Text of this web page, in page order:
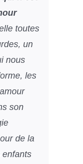
toutes
un
nous
les
son
de la
enfants